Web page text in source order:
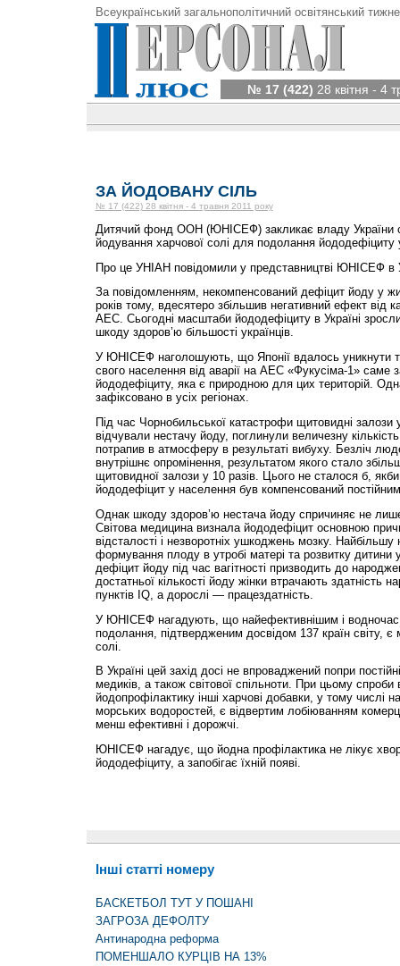
Всеукраїнський загальнополітичний освітянський
№ 17 (422) 28 квітня - 4
ЗА ЙОДОВАНУ СІЛЬ
№ 17 (422) 28 квітня - 4 травня 2011 року
Дитячий фонд ООН (ЮНІСЕФ) закликає владу України
йодування харчової солі для подолання йододефіциту
Про це УНІАН повідомили у представництві ЮНІСЕФ в
За повідомленням, некомпенсований дефіцит йоду у
років тому, вдесятеро збільшив негативний ефект від
АЕС. Сьогодні масштаби йододефіциту в Україні
шкоду здоров’ю більшості українців.
У ЮНІСЕФ наголошують, що Японії вдалось уникнути
свого населення від аварії на АЕС «Фукусіма-1» саме
йододефіциту, яка є природною для цих територій.
зафіксовано в усіх регіонах.
Під час Чорнобильської катастрофи щитовидні залози
відчували нестачу йоду, поглинули величезну
потрапив в атмосферу в результаті вибуху. Безліч
внутрішнє опромінення, результатом якого стало
щитовидної залози у 10 разів. Цього не сталося б,
йододефіцит у населення був компенсований
Однак шкоду здоров’ю нестача йоду спричиняє не
Світова медицина визнала йододефіцит основною
відсталості і незворотніх ушкоджень мозку. Найбільшу
формування плоду в утробі матері та розвитку дитини
дефіцит йоду під час вагітності призводить до
достатньої кількості йоду жінки втрачають здатність
пунктів IQ, а дорослі — працездатність.
У ЮНІСЕФ нагадують, що найефективнішим і
подолання, підтвердженим досвідом 137 країн світу, є
солі.
В Україні цей захід досі не впроваджений попри
медиків, а також світової спільноти. При цьому спроби
йодопрофілактику інші харчові добавки, у тому числі
морських водоростей, є відвертим лобіюванням
менш ефективні і дорожчі.
ЮНІСЕФ нагадує, що йодна профілактика не лікує
йододефіциту, а запобігає їхній появі.
Інші статті номеру
БАСКЕТБОЛ ТУТ У ПОШАНІ
ЗАГРОЗА ДЕФОЛТУ
Антинародна реформа
ПОМЕНШАЛО КУРЦІВ НА 13%